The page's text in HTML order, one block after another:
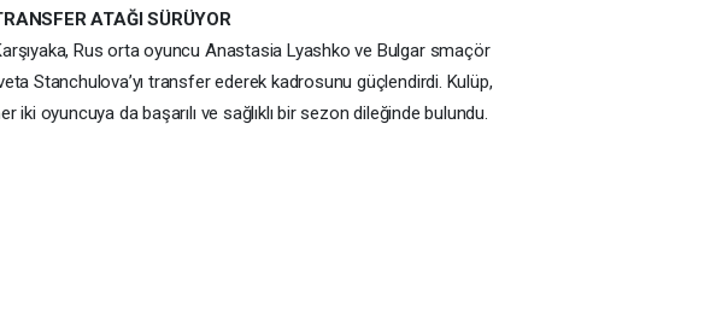
ATAĞI SÜRÜYOR
Rus orta oyuncu Anastasia Lyashko ve Bulgar smaçör
Stanchulova’yı transfer ederek kadrosunu güçlendirdi. Kulüp,
iki oyuncuya da başarılı ve sağlıklı bir sezon dileğinde bulundu.